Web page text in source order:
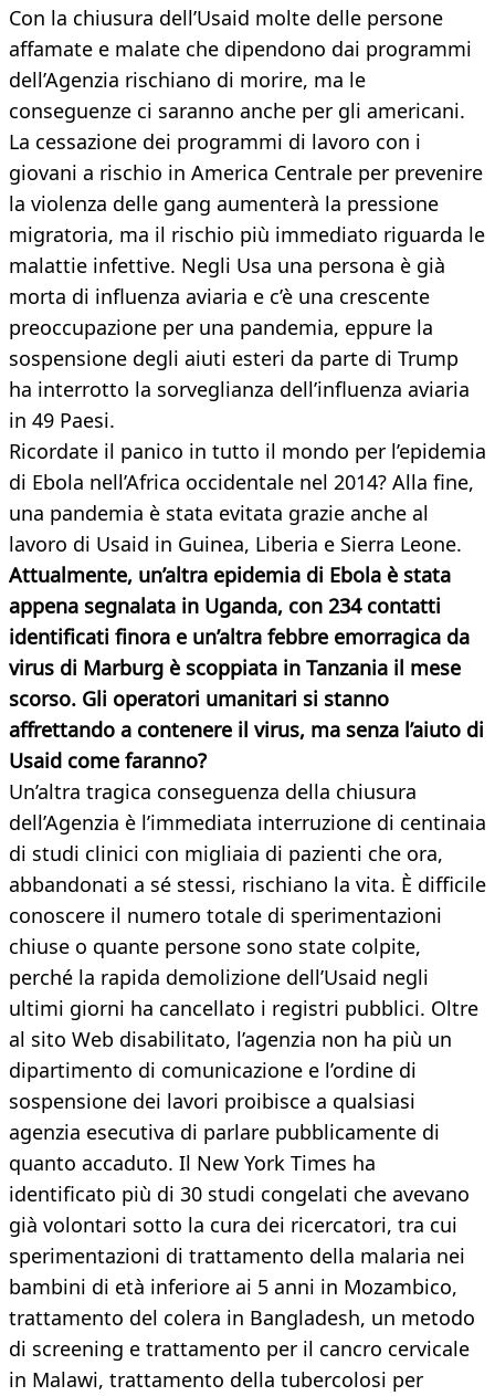
Con la chiusura dell’Usaid molte delle persone
affamate e malate che dipendono dai programmi
dell’Agenzia rischiano di morire, ma le
conseguenze ci saranno anche per gli americani.
La cessazione dei programmi di lavoro con i
giovani a rischio in America Centrale per prevenire
la violenza delle gang aumenterà la pressione
migratoria, ma il rischio più immediato riguarda le
malattie infettive. Negli Usa una persona è già
morta di influenza aviaria e c’è una crescente
preoccupazione per una pandemia, eppure la
sospensione degli aiuti esteri da parte di Trump
ha interrotto la sorveglianza dell’influenza aviaria
in 49 Paesi.
Ricordate il panico in tutto il mondo per l’epidemia
di Ebola nell’Africa occidentale nel 2014? Alla fine,
una pandemia è stata evitata grazie anche al
lavoro di Usaid in Guinea, Liberia e Sierra Leone.
Attualmente, un’altra epidemia di Ebola è stata
appena segnalata in Uganda, con 234 contatti
identificati finora e un’altra febbre emorragica da
virus di Marburg è scoppiata in Tanzania il mese
scorso. Gli operatori umanitari si stanno
affrettando a contenere il virus, ma senza l’aiuto di
Usaid come faranno?
Un’altra tragica conseguenza della chiusura
dell’Agenzia è l’immediata interruzione di centinaia
di studi clinici con migliaia di pazienti che ora,
abbandonati a sé stessi, rischiano la vita. È difficile
conoscere il numero totale di sperimentazioni
chiuse o quante persone sono state colpite,
perché la rapida demolizione dell’Usaid negli
ultimi giorni ha cancellato i registri pubblici. Oltre
al sito Web disabilitato, l’agenzia non ha più un
dipartimento di comunicazione e l’ordine di
sospensione dei lavori proibisce a qualsiasi
agenzia esecutiva di parlare pubblicamente di
quanto accaduto. Il New York Times ha
identificato più di 30 studi congelati che avevano
già volontari sotto la cura dei ricercatori, tra cui
sperimentazioni di trattamento della malaria nei
bambini di età inferiore ai 5 anni in Mozambico,
trattamento del colera in Bangladesh, un metodo
di screening e trattamento per il cancro cervicale
in Malawi, trattamento della tubercolosi per